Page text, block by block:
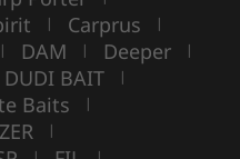
| Carprus |
| DAM | Deeper |
DUDI BAIT |
Baits |
|